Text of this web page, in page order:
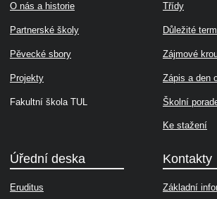
O nás a historie
Partnerské školy
Pěvecké sbory
Projekty
Fakultní škola TUL
Třídy
Důležité
Zájmové
Zápis a den
Školní
Ke stažení
Úřední deska
Eruditus
Kontakty
Základní